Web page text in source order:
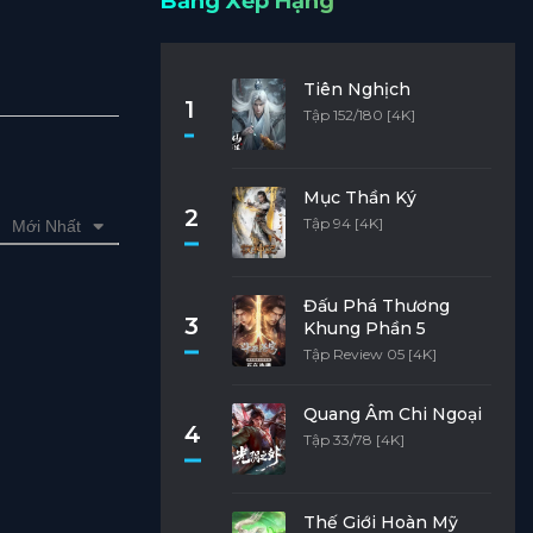
Mới Nhất
1
Tiên Nghịch
Tập 152/180 [4K]
2
Mục Thần Ký
Tập 94 [4K]
3
Đấu Phá Thương
Khung Phần 5
Tập Review 05 [4K]
4
Quang Âm Chi Ngoại
Tập 33/78 [4K]
Thế Giới Hoàn Mỹ